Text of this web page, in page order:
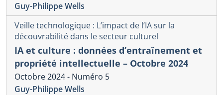
Guy-Philippe Wells
Veille technologique : L’impact de l’IA sur la
découvrabilité dans le secteur culturel
IA et culture : données d’entraînement et
propriété intellectuelle – Octobre 2024
Octobre 2024 - Numéro 5
Guy-Philippe Wells